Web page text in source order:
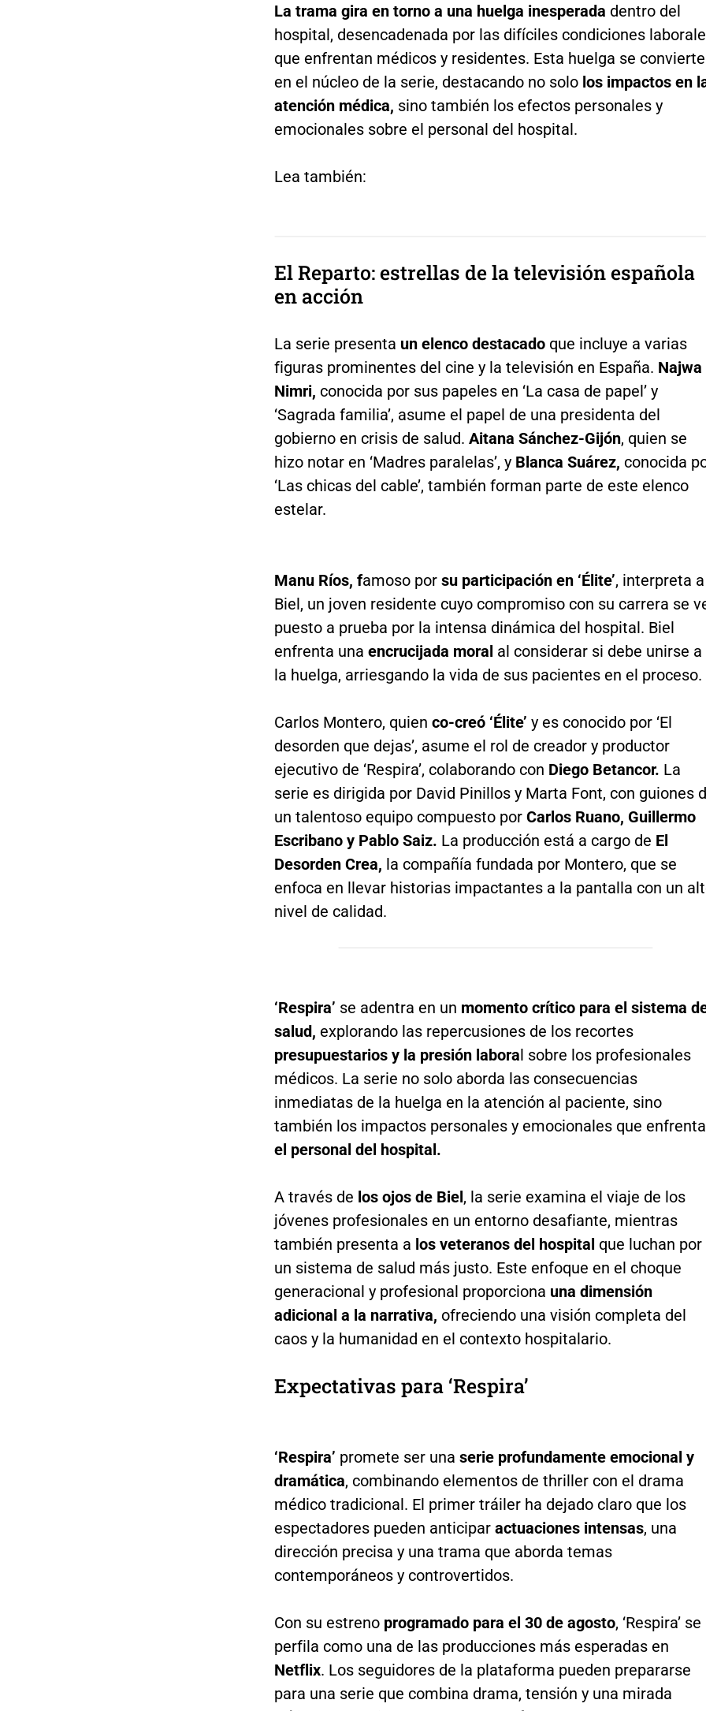
La trama gira en torno a una huelga inesperada dentro del
hospital, desencadenada por las difíciles condiciones
que enfrentan médicos y residentes. Esta huelga se convierte
en el núcleo de la serie, destacando no solo los impactos en
atención médica, sino también los efectos personales y
emocionales sobre el personal del hospital.
Lea también:
El Reparto: estrellas de la televisión española
en acción
La serie presenta un elenco destacadoque incluye a varias
figuras prominentes del cine y la televisión en España. Najwa
Nimri, conocida por sus papeles en ‘La casa de papel’ y
‘Sagrada familia’, asume el papel de una presidenta del
gobierno en crisis de salud. Aitana Sánchez-Gijón, quien se
hizo notar en ‘Madres paralelas’, y Blanca Suárez, conocida
‘Las chicas del cable’, también forman parte de este elenco
estelar.
Manu Ríos, famoso porsu participación en ‘Élite’, interpreta a
Biel, un joven residente cuyo compromiso con su carrera se
puesto a prueba por la intensa dinámica del hospital. Biel
enfrenta una encrucijada moral al considerar si debe unirse a
la huelga, arriesgando la vida de sus pacientes en el proceso.
Carlos Montero, quien co-creó ‘Élite’ y es conocido por ‘El
desorden que dejas’, asume el rol de creador y productor
ejecutivo de ‘Respira’, colaborando con Diego Betancor. La
serie es dirigida por David Pinillos y Marta Font, con guiones
un talentoso equipo compuesto porCarlos Ruano, Guillermo
Escribano y Pablo Saiz. La producción está a cargo de El
Desorden Crea, la compañía fundada por Montero, que se
enfoca en llevar historias impactantes a la pantalla con un
nivel de calidad.
‘Respira’ se adentra en un momento crítico para el sistema
salud, explorando las repercusiones de los recortes
presupuestarios y la presión laboral sobre los profesionales
médicos. La serie no solo aborda las consecuencias
inmediatas de la huelga en la atención al paciente, sino
también los impactos personales y emocionales que enfrenta
el personal del hospital.
A través de los ojos de Biel, la serie examina el viaje de los
jóvenes profesionales en un entorno desafiante, mientras
también presenta a los veteranos del hospital que luchan por
un sistema de salud más justo. Este enfoque en el choque
generacional y profesional proporciona una dimensión
adicional a la narrativa, ofreciendo una visión completa del
caos y la humanidad en el contexto hospitalario.
Expectativas para ‘Respira’
‘Respira’ promete ser una serie profundamente emocional y
dramática, combinando elementos de thriller con el drama
médico tradicional. El primer tráiler ha dejado claro que los
espectadores pueden anticipar actuaciones intensas, una
dirección precisa y una trama que aborda temas
contemporáneos y controvertidos.
Con su estrenoprogramado para el 30 de agosto, ‘Respira’ se
perfila como una de las producciones más esperadas en
Netflix. Los seguidores de la plataforma pueden prepararse
para una serie que combina drama, tensión y una mirada